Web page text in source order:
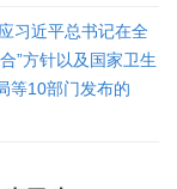
习近平总书记在全
”方针以及国家卫生
等10部门发布的